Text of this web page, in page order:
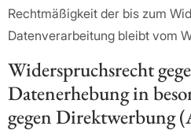
Rechtmäßigkeit der bis zum
Datenverarbeitung bleibt vom
Widerspruchsrecht
Datenerhebung in
gegen Direktwerbung